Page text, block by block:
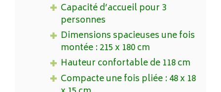
Capacité d’accueil pour 3
personnes
Dimensions spacieuses une fois
montée : 215 x 180 cm
Hauteur confortable de 118 cm
Compacte une fois pliée : 48 x 18